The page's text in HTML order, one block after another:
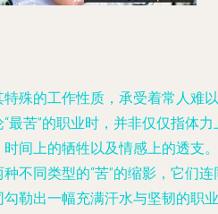
殊的工作性质，承受着常人难以
最苦”的职业时，并非仅仅指体力
间上的牺牲以及情感上的透支。
不同类型的“苦”的缩影，它们连
勒出一幅充满汗水与坚韧的职业